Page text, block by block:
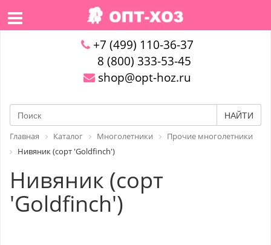
+7 (499) 110-36-37
8 (800) 333-53-45
shop@opt-hoz.ru
НАЙТИ
Главная Каталог Многолетники
Прочие многолетники
Нивяник (сорт 'Goldfinch')
Нивяник (сорт
'Goldfinch')